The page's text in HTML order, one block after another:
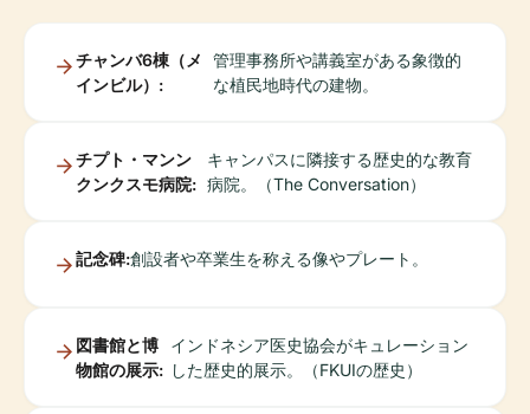
チャンバ6棟（メ
インビル）:
管理事務所や講義室がある象徴的
な植民地時代の建物。
チプト・マンン
クンクスモ病院:
キャンパスに隣接する歴史的な教育
病院。（The Conversation）
記念碑:創設者や卒業生を称える像やプレート。
図書館と博
物館の展示:
インドネシア医史協会がキュレーション
した歴史的展示。（FKUIの歴史）